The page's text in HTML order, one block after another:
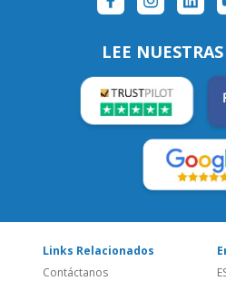
LEE
Links Relacionados
Contáctanos